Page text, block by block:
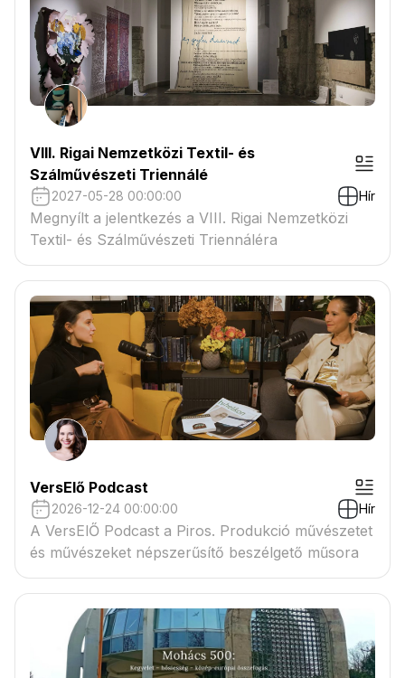
VIII. Rigai Nemzetközi Textil- és
Szálművészeti Triennálé
2027-05-28 00:00:00 Hír
Megnyílt a jelentkezés a VIII. Rigai Nemzetközi
Textil- és Szálművészeti Triennáléra
VersElő Podcast
2026-12-24 00:00:00 Hír
A VersElŐ Podcast a Piros. Produkció művészetet
és művészeket népszerűsítő beszélgető műsora